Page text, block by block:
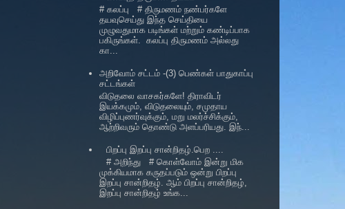
# கலப்பு # திருமணம் நண்பர்களே
தயவுசெய்து இந்த செய்தியை
முழுவதுமாக படிங்கள் மற்றும் கண்டிப்பாக
பகிருங்கள். கலப்பு திருமணம் அல்லது
கா...
அறிவோம் சட்டம் -(3) பெண்கள் பாதுகாப்பு
சட்டங்கள்
விடுதலை வாசகர்களே! திராவிடர்
இயக்கமும், விடுதலையும், சமுதாய
விழிப்புணர்வுக்கும், மறு மலர்ச்சிக்கும்,
ஆற்றிவரும் தொண்டு அளப்பரியது. இந்...
பிறப்பு இறப்பு சான்றிதழ்.பெற ....
# அறிந்து # கொள்வோம் இன்று மிக
முக்கியமாக கருதப்படும் ஒன்று பிறப்பு
இறப்பு சான்றிதழ். ஆம் பிறப்பு சான்றிதழ்,
இறப்பு சான்றிதழ் உங்க...